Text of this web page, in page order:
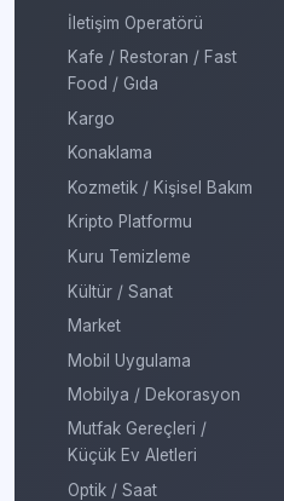
İletişim Operatörü
Kafe / Restoran / Fast
Food / Gıda
Kargo
Konaklama
Kozmetik / Kişisel Bakım
Kripto Platformu
Kuru Temizleme
Kültür / Sanat
Market
Mobil Uygulama
Mobilya / Dekorasyon
Mutfak Gereçleri /
Küçük Ev Aletleri
Optik / Saat